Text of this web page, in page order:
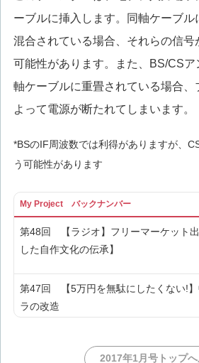
ーブルに挿入します。同軸ケーブ
混合されている場合、それらの信号
可能性があります。また、BS/CSア
軸ケーブルに重畳されている場合、
よって電源が断たれてしまいます。
*BSのIF周波数では利得がありますが、
う可能性があります
My Project バックナンバー
第48回 【ラジオ】フリーマーケット
した自作文化の伝承】
第47回 【5万円を無駄にしたくない!】
ラの改造
第46回 【昔のケータイにソックリ】
2017年1月号トップへ